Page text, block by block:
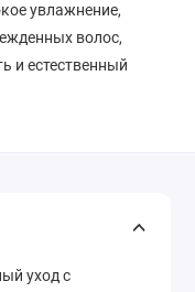
увлажнение,
волос,
и естественный
уход с